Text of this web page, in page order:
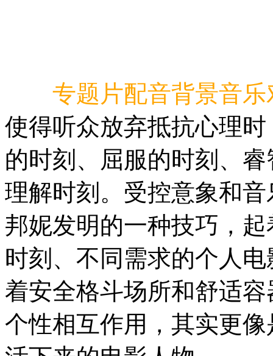
专题片配音背景音
使得听众放弃抵抗心理
的时刻、屈服的时刻、
理解时刻。受控意象和
邦妮发明的一种技巧，
时刻、不同需求的个人
着安全格斗场所和舒适
个性相互作用，其实更